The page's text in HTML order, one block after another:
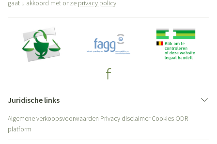
gaat u akkoord met onze privacy policy.
Juridische links
Algemene verkoopsvoorwaarden Privacy disclaimer Cookies ODR-
platform